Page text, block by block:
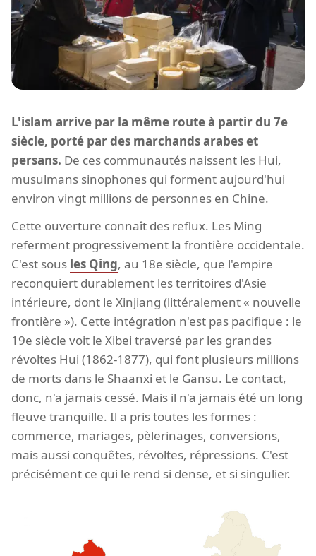
L'islam arrive par la même route à partir du 7e
siècle, porté par des marchands arabes et
persans. De ces communautés naissent les Hui,
musulmans sinophones qui forment aujourd'hui
environ vingt millions de personnes en Chine.
Cette ouverture connaît des reflux. Les Ming
referment progressivement la frontière occidentale.
C'est sous les Qing, au 18e siècle, que l'empire
reconquiert durablement les territoires d'Asie
intérieure, dont le Xinjiang (littéralement « nouvelle
frontière »). Cette intégration n'est pas pacifique : le
19e siècle voit le Xibei traversé par les grandes
révoltes Hui (1862-1877), qui font plusieurs millions
de morts dans le Shaanxi et le Gansu. Le contact,
donc, n'a jamais cessé. Mais il n'a jamais été un long
fleuve tranquille. Il a pris toutes les formes :
commerce, mariages, pèlerinages, conversions,
mais aussi conquêtes, révoltes, répressions. C'est
précisément ce qui le rend si dense, et si singulier.